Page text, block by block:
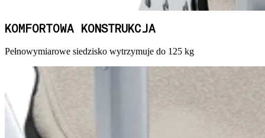
KOMFORTOWA KONSTRUKCJA
Pełnowymiarowe siedzisko wytrzymuje do 125 kg